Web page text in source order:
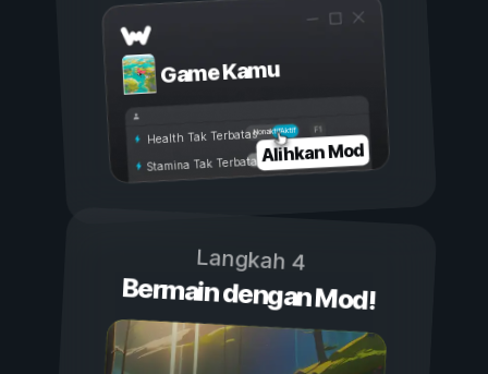
Game Kamu
Aktif
Nonaktif
Health Tak Terbatas
Stamina Tak TerbatasAlihkan Mod
Langkah 4
Bermain dengan Mod!